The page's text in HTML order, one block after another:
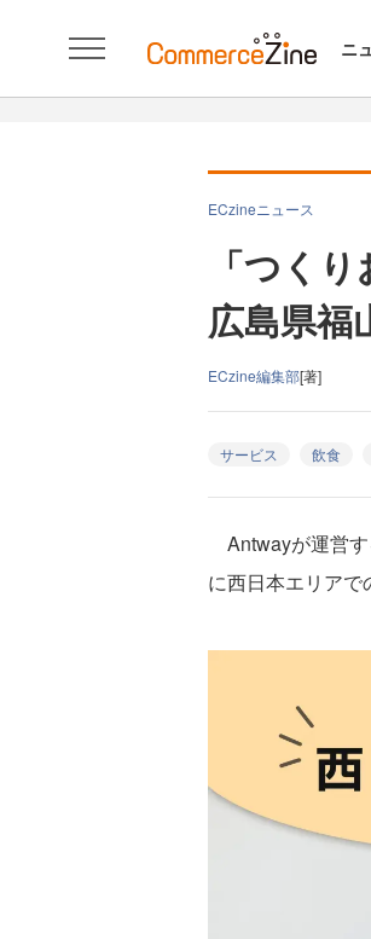
ニ
ECzineニュース
「つく
広島県福
ECzine編集部[著]
サービス 飲食
Antwayが運営
に西日本エリアで